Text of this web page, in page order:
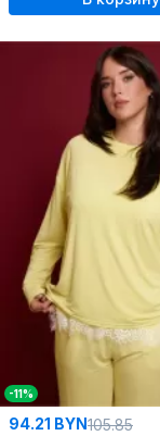
-11%
94.21 BYN105.85